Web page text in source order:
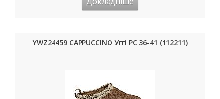
YWZ24459 CAPPUCCINO Уггі РС 36-41 (112211)